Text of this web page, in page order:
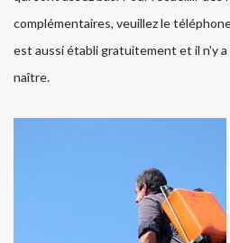
complémentaires, veuillez le
est aussi établi gratuitement et il n'y a
naître.